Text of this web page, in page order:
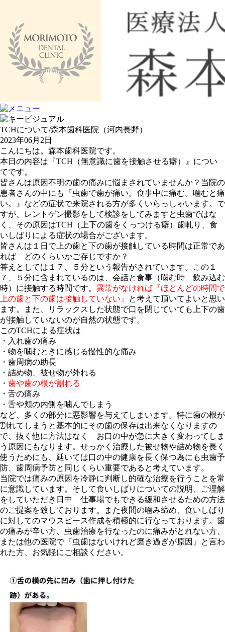
TCHについて/森本歯科医院（河内長野）
2023年06月2日
こんにちは。森本歯科医院です。
本日の内容は『TCH（無意識に歯を接触させる癖）』につい
てです。
皆さんは原因不明の歯の痛みに悩まされていませんか？当院の
患者さんの中にも『虫歯で歯が痛い。食事中に痛む。噛むと痛
い。』などの症状で来院される方が多くいらっしゃいます。で
すが、レントゲン撮影をして検診をしてみますと虫歯ではな
く、その原因はTCH（上下の歯をくっつける癖）歯軋り、食
いしばりによる症状の場合がございます。
皆さんは１日で上の歯と下の歯が接触している時間は正常であ
れば どのくらいかご存じですか？
答えとしては１７、５分という報告がされています。この１
７、５分に含まれているのは、会話と食事（噛む時 飲み込む
時）に接触する時間です。 異常がなければ『ほとんどの時間で
上の歯と下の歯は接触していない』
と考えて頂いてよいと思い
ます。また、リラックスした状態で口を閉じていても上下の歯
が接触していないのが自然の状態です。
このTCHによる症状は
・入れ歯の痛み
・物を噛むときに感じる慢性的な痛み
・歯周病の助長
・詰め物、被せ物が外れる
・ 歯や歯の根が割れる
・舌の痛み
・舌や頬の内側を噛んでしまう
など、多くの部分に悪影響を与えてしまいます。特に歯の根が
割れてしまうと基本的にその歯の保存は出来なくなりますの
で、抜く他に方法はなく お口の中が急に大きく変わってしま
う原因にもなります。せっかく治療した被せ物や詰め物を長く
使うためにも、延いては口の中の健康を長く保つ為にも虫歯予
防、歯周病予防と同じくらい重要であると考えています。
当院では痛みの原因を冷静に判断し的確な治療を行うことを常
に意識しています。そして食いしばりについての説明、ご理解
をしていただき日中 仕事場でもできる緩和させるための方法
のご提案を致しております。また夜間の噛み締め、食いしばり
に対してのマウスピース作成を積極的に行なっております。歯
の痛みが辛い方、虫歯治療を行なったのに痛みがとれない方、
または他の医院で『虫歯はないけれど磨き過ぎが原因』と言わ
れた方、お気軽にご相談ください。